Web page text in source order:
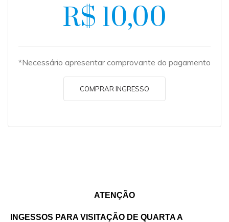
R$ 10,00
*Necessário apresentar comprovante do pagamento
COMPRAR INGRESSO
ATENÇÃO
INGESSOS PARA VISITAÇÃO DE QUARTA A